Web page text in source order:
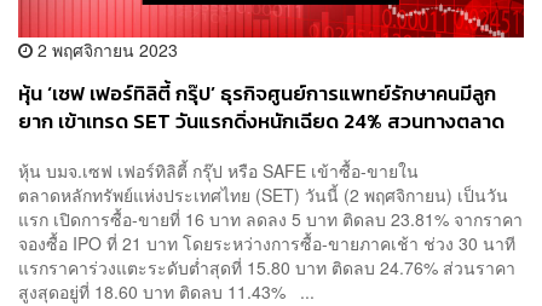
2 พฤศจิกายน 2023
หุ้น ‘เซฟ เฟอร์ทิลิตี้ กรุ๊ป’ ธุรกิจศูนย์การแพทย์รักษาคนมีลูก
ยาก เข้าเทรด SET วันแรกดิ่งหนักเฉียด 24% สวนทางตลาด
หุ้น บมจ.เซฟ เฟอร์ทิลิตี้ กรุ๊ป หรือ SAFE เข้าซื้อ-ขายใน
ตลาดหลักทรัพย์แห่งประเทศไทย (SET) วันนี้ (2 พฤศจิกายน) เป็นวัน
แรก เปิดการซื้อ-ขายที่ 16 บาท ลดลง 5 บาท ติดลบ 23.81% จากราคา
จองซื้อ IPO ที่ 21 บาท โดยระหว่างการซื้อ-ขายภาคเช้า ช่วง 30 นาที
แรกราคาร่วงแตะระดับต่ำสุดที่ 15.80 บาท ติดลบ 24.76% ส่วนราคา
สูงสุดอยู่ที่ 18.60 บาท ติดลบ 11.43% ...